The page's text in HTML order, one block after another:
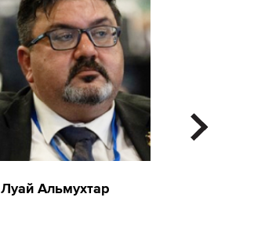
Луай Альмухтар